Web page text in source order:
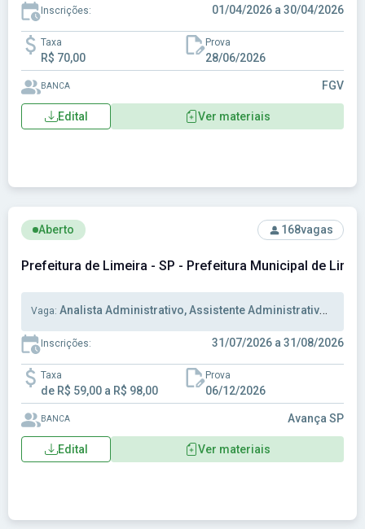
Inscrições: 01/04/2026 a 30/04/2026
Taxa
R$ 70,00
Prova
28/06/2026
BANCA FGV
Edital Ver materiais
Ver concurso: Prefeitura de Limeira - SP - Prefeitura
Aberto 168vagas
Prefeitura de Limeira - SP - Prefeitura Municipal de
Vaga: Analista Administrativo, Assistente Administrativo, Auxiliar Administrativo
Inscrições: 31/07/2026 a 31/08/2026
Taxa
de R$ 59,00 a R$ 98,00
Prova
06/12/2026
BANCA Avança SP
Edital Ver materiais